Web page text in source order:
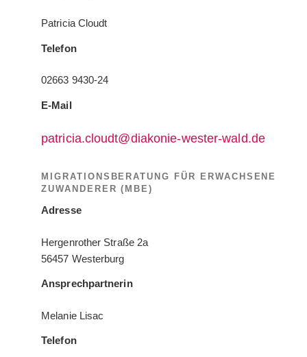
Patricia Cloudt
Telefon
02663 9430-24
E-Mail
patricia.cloudt@diakonie-wester-wald.de
MIGRATIONSBERATUNG FÜR ERWACHSENE
ZUWANDERER (MBE)
Adresse
Hergenrother Straße 2a
56457 Westerburg
Ansprechpartnerin
Melanie Lisac
Telefon